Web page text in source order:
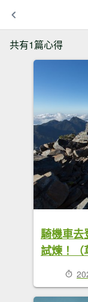
共有1篇心得
騎機車去
試煉！（